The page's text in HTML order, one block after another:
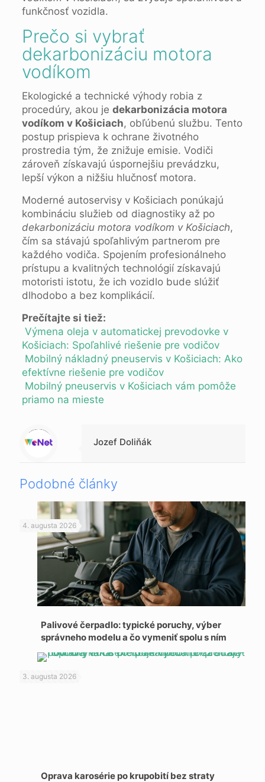
funkčnosť vozidla.
Prečo si vybrať
dekarbonizáciu motora
vodíkom
Ekologické a technické výhody robia z
procedúry, akou je dekarbonizácia motora
vodíkom v Košiciach, obľúbenú službu. Tento
postup prispieva k ochrane životného
prostredia tým, že znižuje emisie. Vodiči
zároveň získavajú úspornejšiu prevádzku,
lepší výkon a nižšiu hlučnosť motora.
Moderné autoservisy v Košiciach ponúkajú
kombináciu služieb od diagnostiky až po
dekarbonizáciu motora vodíkom v Košiciach,
čím sa stávajú spoľahlivým partnerom pre
každého vodiča. Spojením profesionálneho
prístupu a kvalitných technológií získavajú
motoristi istotu, že ich vozidlo bude slúžiť
dlhodobo a bez komplikácií.
Prečítajte si tiež:
Výmena oleja v automatickej prevodovke v
Košiciach: Spoľahlivé riešenie pre vodičov
Mobilný nákladný pneuservis v Košiciach: Ako
efektívne riešenie pre vodičov
Mobilný pneuservis v Košiciach vám pomôže
priamo na mieste
Warning
: Trying to access array offset on null in
/data/d/1/d138f370-fb2d-41ed-8e54-da3f51f0f16a/beppc.online/web/wp-content/themes/betheme-child/includes/content-single.php
on line
286
Jozef Doliňák
Podobné články
4. augusta 2026
Palivové čerpadlo: typické poruchy, výber
správneho modelu a čo vymeniť spolu s ním
3. augusta 2026
Oprava karosérie po krupobití bez straty